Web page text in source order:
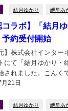
結月ゆかり 紲星あ
コラボ】「結月
予約受付開始
21日
】株式会社インタ
にて「結月ゆかり・
されました。こんく
わいらしいぬいぐる
結月ゆかり 紲星あ